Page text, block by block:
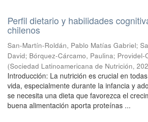
Perfil dietario y habilidades
chilenos
San-Martín-Roldán, Pablo Matías Gabriel;
David; Bórquez-Cárcamo, Paulina; Providel-
(Sociedad Latinoamericana de Nutrición,
Introducción: La nutrición es crucial en
vida, especialmente durante la infancia y
se necesita una dieta que favorezca el
buena alimentación aporta proteínas ...